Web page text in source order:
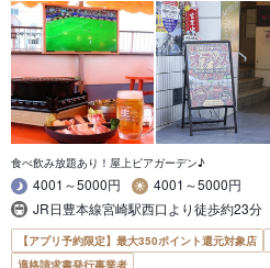
食べ飲み放題あり！屋上ビアガーデン♪
4001～5000円
4001～5000円
JR日豊本線宮崎駅西口より徒歩約23分
【アプリ予約限定】最大350ポイント還元対象店
適格請求書発行事業者